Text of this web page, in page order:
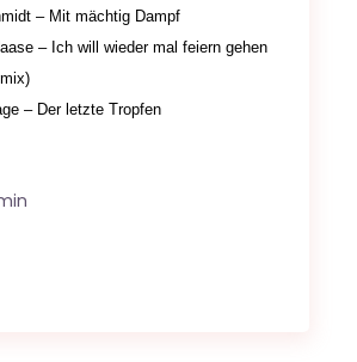
– Mit mächtig Dampf
– Ich will wieder mal feiern gehen
– Der letzte Tropfen